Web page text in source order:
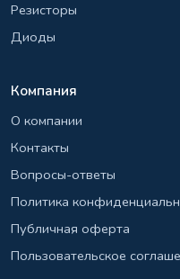
Резисторы
Диоды
Компания
О компании
Контакты
Вопросы-ответы
Политика
Публичная оферта
Пользовательское